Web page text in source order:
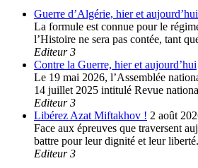
Guerre d’Algérie, hier et aujourd’hui
La formule est connue pour le
l’Histoire ne sera pas contée, tant
Editeur 3
Contre la Guerre, hier et aujourd’hui
Le 19 mai 2026, l’Assemblée
14 juillet 2025 intitulé Revue
Editeur 3
Libérez Azat Miftakhov ! 2 août
Face aux épreuves que traversent
battre pour leur dignité et leur
Editeur 3